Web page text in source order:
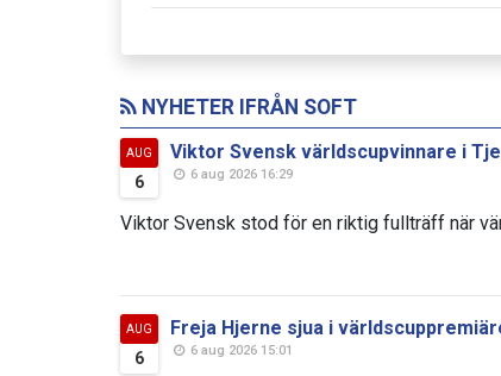
NYHETER IFRÅN SOFT
AUG
6
Viktor Svensk världscupvinnare i
6 aug 2026 16:29
Viktor Svensk stod för en riktig fullträff när
AUG
6
Freja Hjerne sjua i
6 aug 2026 15:01